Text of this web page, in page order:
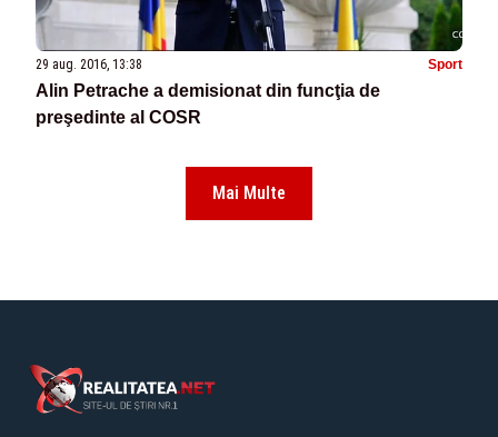
29 aug. 2016, 13:38 Sport
Alin Petrache a demisionat din funcţia de
preşedinte al COSR
Mai Multe